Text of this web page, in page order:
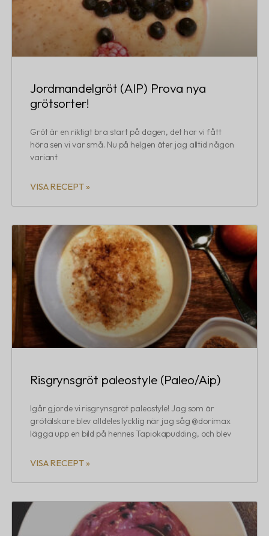
Jordmandelgröt (AIP) Prova nya
grötsorter!
Gröt är en riktigt bra start på dagen, det har vi fått
höra sen vi var små. Nu på helgen äter jag alltid någon
variant
VISA RECEPT »
Risgrynsgröt paleostyle (Paleo/Aip)
Igår gjorde vi risgrynsgröt paleostyle! Jag som är
grötälskare blev alldeles lycklig när jag såg @dorimax
lägga upp en bild på hennes Tapiokapudding, och blev
VISA RECEPT »